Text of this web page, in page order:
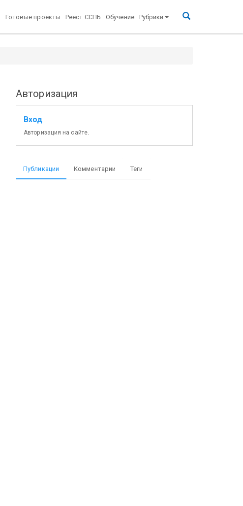
Готовые проекты Реест ССПБ Обучение Рубрики
Авторизация
Вход
Авторизация на сайте.
Публикации Комментарии Теги